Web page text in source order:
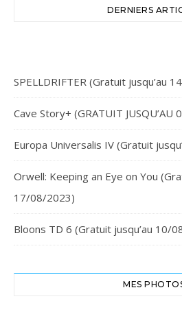
DERNIERS
SPELLDRIFTER (Gratuit jusqu’au
Cave Story+ (GRATUIT
Europa Universalis IV (Gratuit
Orwell: Keeping an Eye on You
17/08/2023)
Bloons TD 6 (Gratuit jusqu’au 10/
MES